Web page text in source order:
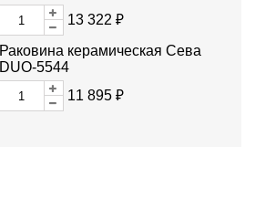
13 322 ₽
Раковина керамическая Сева
DUO-5544
11 895 ₽